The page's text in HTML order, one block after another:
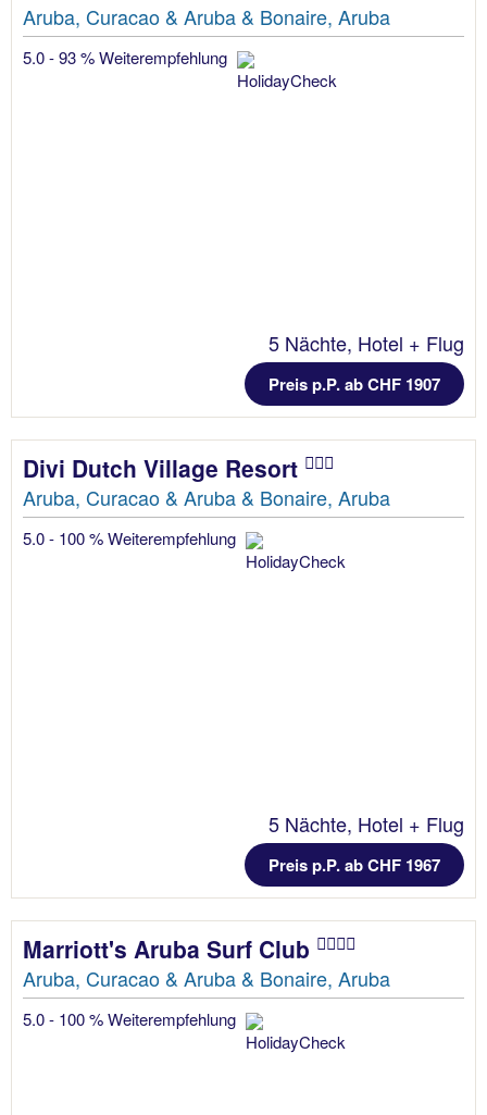
Aruba, Curacao & Aruba & Bonaire, Aruba
5.0 - 93 % Weiterempfehlung
5 Nächte, Hotel + Flug
Preis p.P. ab CHF 1907
Divi Dutch Village Resort
Aruba, Curacao & Aruba & Bonaire, Aruba
5.0 - 100 % Weiterempfehlung
5 Nächte, Hotel + Flug
Preis p.P. ab CHF 1967
Marriott's Aruba Surf Club
Aruba, Curacao & Aruba & Bonaire, Aruba
5.0 - 100 % Weiterempfehlung